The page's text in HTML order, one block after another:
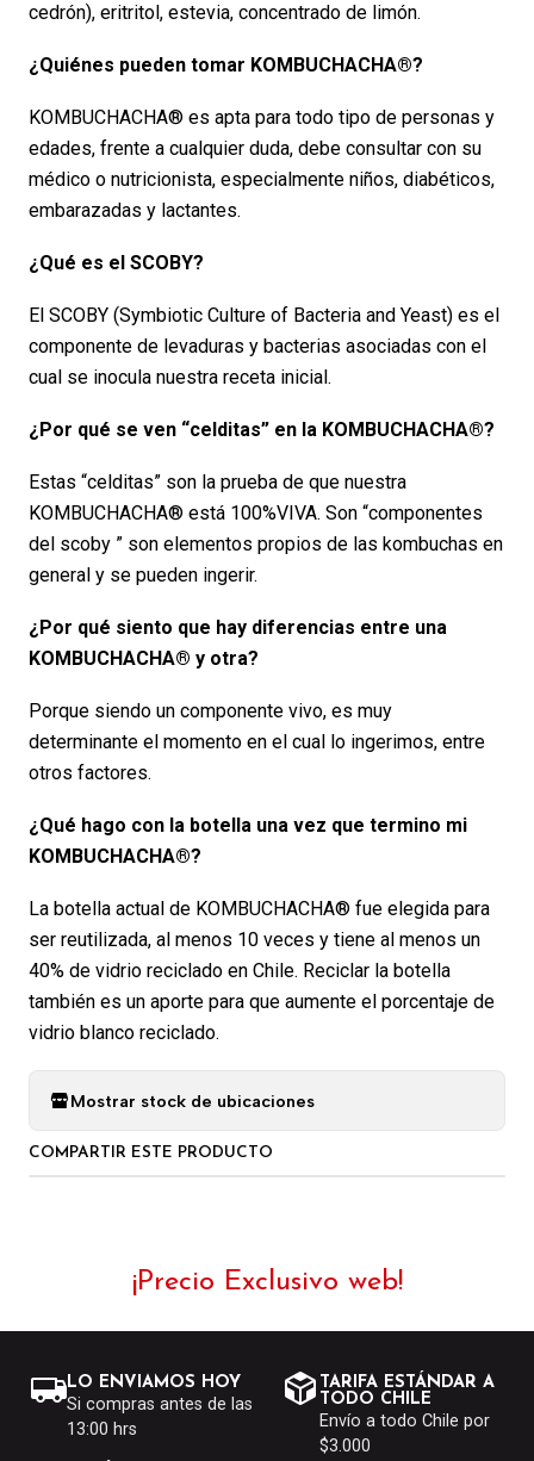
cedrón), eritritol, estevia, concentrado de limón.
¿Quiénes pueden tomar KOMBUCHACHA®?
KOMBUCHACHA® es apta para todo tipo de personas y
edades, frente a cualquier duda, debe consultar con su
médico o nutricionista, especialmente niños, diabéticos,
embarazadas y lactantes.
¿Qué es el SCOBY?
El SCOBY (Symbiotic Culture of Bacteria and Yeast) es el
componente de levaduras y bacterias asociadas con el
cual se inocula nuestra receta inicial.
¿Por qué se ven “celditas” en la KOMBUCHACHA®?
Estas “celditas” son la prueba de que nuestra
KOMBUCHACHA® está 100%VIVA. Son “componentes
del scoby ” son elementos propios de las kombuchas en
general y se pueden ingerir.
¿Por qué siento que hay diferencias entre una
KOMBUCHACHA® y otra?
Porque siendo un componente vivo, es muy
determinante el momento en el cual lo ingerimos, entre
otros factores.
¿Qué hago con la botella una vez que termino mi
KOMBUCHACHA®?
La botella actual de KOMBUCHACHA® fue elegida para
ser reutilizada, al menos 10 veces y tiene al menos un
40% de vidrio reciclado en Chile. Reciclar la botella
también es un aporte para que aumente el porcentaje de
vidrio blanco reciclado.
Mostrar stock de ubicaciones
COMPARTIR ESTE PRODUCTO
¡Precio Exclusivo web!
LO ENVIAMOS HOY
Si compras antes de las
13:00 hrs
TARIFA ESTÁNDAR A
TODO CHILE
Envío a todo Chile por
$3.000